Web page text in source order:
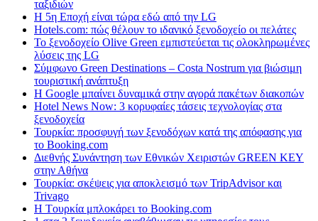
ταξιδιών
Η 5η Εποχή είναι τώρα εδώ από την LG
Hotels.com: πώς θέλουν το ιδανικό ξενοδοχείο οι πελάτες
To ξενοδοχείο Olive Green εμπιστεύεται τις ολοκληρωμένες
λύσεις της LG
Σύμφωνο Green Destinations – Costa Nostrum για βιώσιμη
τουριστική ανάπτυξη
H Google μπαίνει δυναμικά στην αγορά πακέτων διακοπών
Hotel News Now: 3 κορυφαίες τάσεις τεχνολογίας στα
ξενοδοχεία
Τουρκία: προσφυγή των ξενοδόχων κατά της απόφασης για
το Booking.com
Διεθνής Συνάντηση των Εθνικών Χειριστών GREEN KEY
στην Αθήνα
Τουρκία: σκέψεις για αποκλεισμό των TripAdvisor και
Trivago
H Tουρκία μπλοκάρει το Booking.com